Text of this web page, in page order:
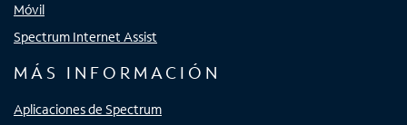
Móvil
Spectrum Internet Assist
MÁS INFORMACIÓN
Aplicaciones de Spectrum